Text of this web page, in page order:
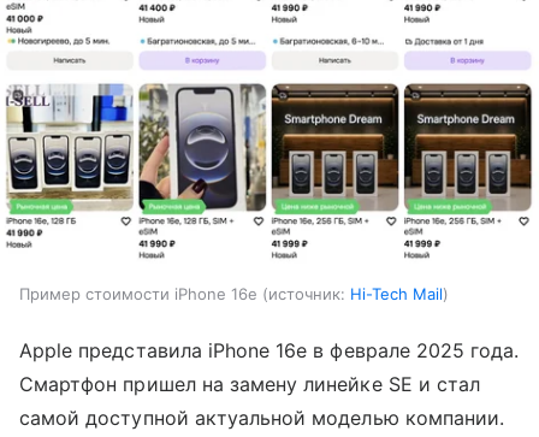
Пример стоимости iPhone 16e источник: Hi-Tech Mail
Apple представила iPhone 16e в феврале 2025 года.
Смартфон пришел на замену линейке SE и стал
самой доступной актуальной моделью компании.